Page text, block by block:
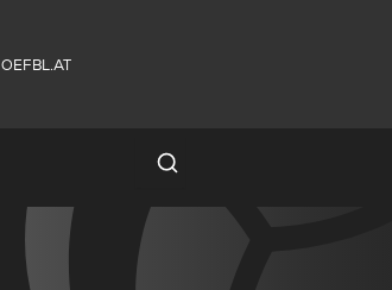
OEFBL.AT
Spielersuche